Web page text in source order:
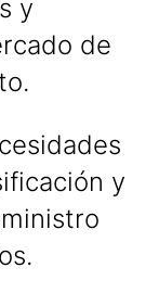
y
de
y